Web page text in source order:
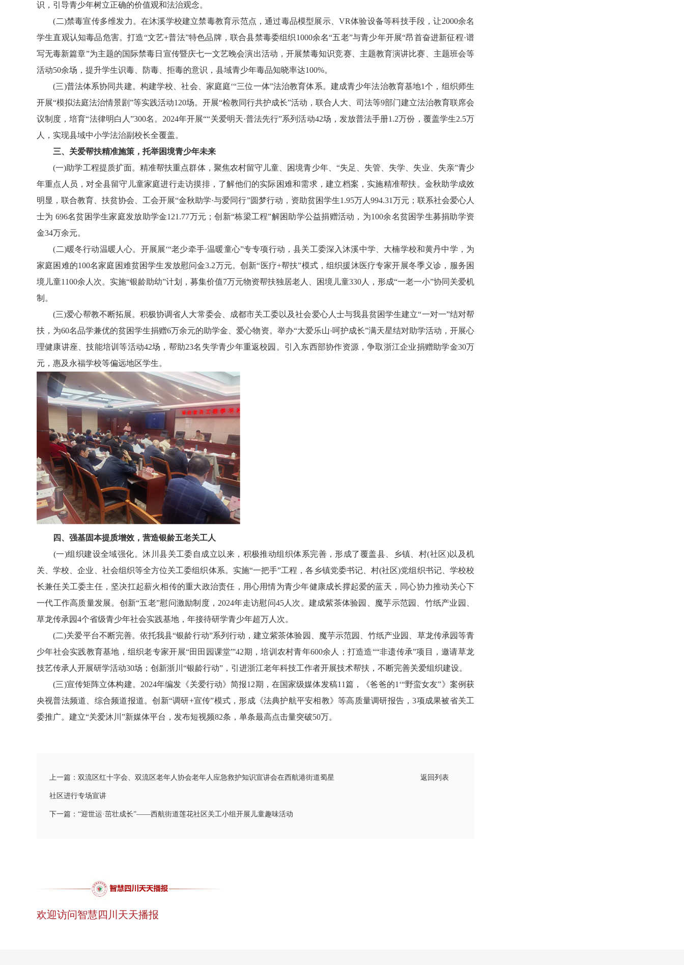
识，引导青少年树立正确的价值观和法治观念。
(二)禁毒宣传多维发力。在沐溪学校建立禁毒教育示范点，通过毒品模型展示、VR体验设备等科技手段，让2000余名
学生直观认知毒品危害。打造“文艺+普法”特色品牌，联合县禁毒委组织1000余名“五老”与青少年开展“昂首奋进新征程·谱
写无毒新篇章”为主题的国际禁毒日宣传暨庆七一文艺晚会演出活动，开展禁毒知识竞赛、主题教育演讲比赛、主题班会等
活动50余场，提升学生识毒、防毒、拒毒的意识，县域青少年毒品知晓率达100%。
(三)普法体系协同共建。构建学校、社会、家庭庭‘“三位一体”法治教育体系。建成青少年法治教育基地1个，组织师生
开展“模拟法庭法治情景剧”等实践活动120场。开展“检教同行共护成长”活动，联合人大、司法等9部门建立法治教育联席会
议制度，培育“法律明白人”300名。2024年开展““关爱明天·普法先行”系列活动42场，发放普法手册1.2万份，覆盖学生2.5万
人，实现县域中小学法治副校长全覆盖。
三、关爱帮扶精准施策，托举困境青少年未来
(一)助学工程提质扩面。精准帮扶重点群体，聚焦农村留守儿童、困境青少年、“失足、失管、失学、失业、失亲”青少
年重点人员，对全县留守儿童家庭进行走访摸排，了解他们的实际困难和需求，建立档案，实施精准帮扶。金秋助学成效
明显，联合教育、扶贫协会、工会开展“金秋助学·与爱同行”圆梦行动，资助贫困学生1.95万人994.31万元；联系社会爱心人
士为 696名贫困学生家庭发放助学金121.77万元；创新“栋梁工程”解困助学公益捐赠活动，为100余名贫困学生募捐助学资
金34万余元。
(二)暖冬行动温暖人心。开展展‘“老少牵手·温暖童心”专专项行动，县关工委深入沐溪中学、大楠学校和黄丹中学，为
家庭困难的100名家庭困难贫困学生发放慰问金3.2万元。创新“医疗+帮扶”模式，组织援沐医疗专家开展冬季义诊，服务困
境儿童1100余人次。实施“银龄助幼”计划，募集价值7万元物资帮扶独居老人、困境儿童330人，形成“一老一小”协同关爱机
制。
(三)爱心帮教不断拓展。积极协调省人大常委会、成都市关工委以及社会爱心人士与我县贫困学生建立“一对一”结对帮
扶，为60名品学兼优的贫困学生捐赠6万余元的助学金、爱心物资。举办“大爱乐山·呵护成长”满天星结对助学活动，开展心
理健康讲座、技能培训等活动42场，帮助23名失学青少年重返校园。引入东西部协作资源，争取浙江企业捐赠助学金30万
元，惠及永福学校等偏远地区学生。
四、强基固本提质增效，营造银龄五老关工人
(一)组织建设全域强化。沐川县关工委自成立以来，积极推动组织体系完善，形成了覆盖县、乡镇、村(社区)以及机
关、学校、企业、社会组织等全方位关工委组织体系。实施“一把手”工程，各乡镇党委书记、村(社区)党组织书记、学校校
长兼任关工委主任，坚决扛起薪火相传的重大政治责任，用心用情为青少年健康成长撑起爱的蓝天，同心协力推动关心下
一代工作高质量发展。创新“五老”慰问激励制度，2024年走访慰问45人次。建成紫茶体验园、魔芋示范园、竹纸产业园、
草龙传承园4个省级青少年社会实践基地，年接待研学青少年超万人次。
(二)关爱平台不断完善。依托我县“银龄行动”系列行动，建立紫茶体验园、魔芋示范园、竹纸产业园、草龙传承园等青
少年社会实践教育基地，组织老专家开展“田田园课堂”'42期，培训农村青年600余人；打造造““非遗传承”项目，邀请草龙
技艺传承人开展研学活动30场；创新浙川“银龄行动”，引进浙江老年科技工作者开展技术帮扶，不断完善关爱组织建设。
(三)宣传矩阵立体构建。2024年编发《关爱行动》简报12期，在国家级媒体发稿11篇，《爸爸的1‘“野蛮女友”》案例获
央视普法频道、综合频道报道。创新“调研+宣传”模式，形成《法典护航平安相教》等高质量调研报告，3项成果被省关工
委推广。建立“关爱沐川”新媒体平台，发布短视频82条，单条最高点击量突破50万。
上一篇：双流区红十字会、双流区老年人协会老年人应急救护知识宣讲会在西航港街道蜀星
社区进行专场宣讲
下一篇：“迎世运·茁壮成长”——西航街道莲花社区关工小组开展儿童趣味活动
返回列表
欢迎访问智慧四川天天播报